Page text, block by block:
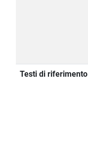
Testi di riferimento